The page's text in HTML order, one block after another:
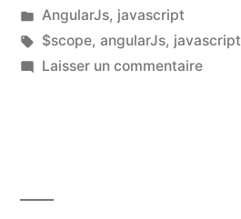
par
Publié
dans
AngularJs, javascript
Étiquettes :
$scope, angularJs, javascript
Laisser un commentairesur